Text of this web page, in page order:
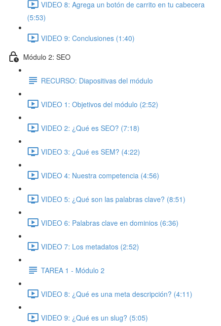
VIDEO 8: Agrega un botón de carrito en tu cabecera
(5:53)
VIDEO 9: Conclusiones (1:40)
Módulo 2: SEO
RECURSO: Diapositivas del módulo
VIDEO 1: Objetivos del módulo (2:52)
VIDEO 2: ¿Qué es SEO? (7:18)
VIDEO 3: ¿Qué es SEM? (4:22)
VIDEO 4: Nuestra competencia (4:56)
VIDEO 5: ¿Qué son las palabras clave? (8:51)
VIDEO 6: Palabras clave en dominios (6:36)
VIDEO 7: Los metadatos (2:52)
TAREA 1 - Módulo 2
VIDEO 8: ¿Qué es una meta descripción? (4:11)
VIDEO 9: ¿Qué es un slug? (5:05)